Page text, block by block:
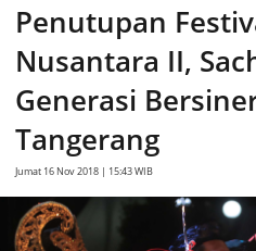
Penutupan
Nusantara II,
Generasi
Tangerang
Jumat 16 Nov 2018 | 15:43 WIB